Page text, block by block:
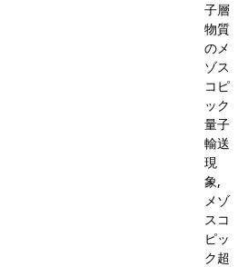
子層
物質
のメ
ゾス
コピ
ック
量子
輸送
現
象,
メゾ
スコ
ピッ
ク超